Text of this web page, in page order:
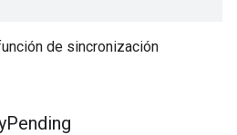
de sincronización
Pending